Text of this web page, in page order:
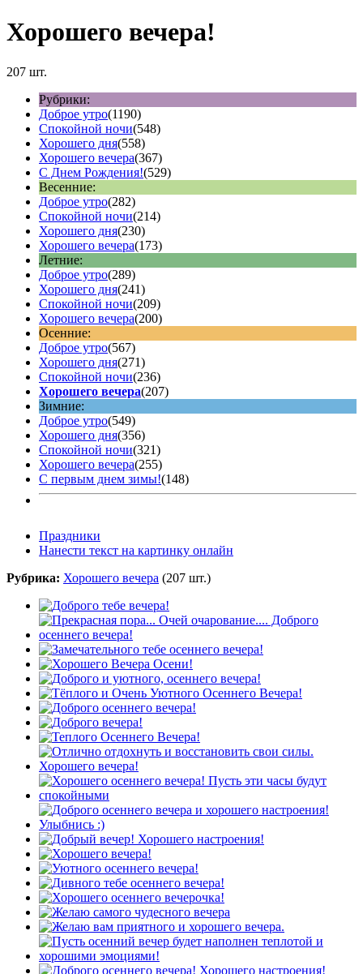
Хорошего вечера!
207 шт.
Рубрики:
Доброе утро(1190)
Спокойной ночи(548)
Хорошего дня(558)
Хорошего вечера(367)
С Днем Рождения!(529)
Весенние:
Доброе утро(282)
Спокойной ночи(214)
Хорошего дня(230)
Хорошего вечера(173)
Летние:
Доброе утро(289)
Хорошего дня(241)
Спокойной ночи(209)
Хорошего вечера(200)
Осенние:
Доброе утро(567)
Хорошего дня(271)
Спокойной ночи(236)
Хорошего вечера(207)
Зимние:
Доброе утро(549)
Хорошего дня(356)
Спокойной ночи(321)
Хорошего вечера(255)
С первым днем зимы!(148)
Праздники
Нанести текст на картинку онлайн
Рубрика: Хорошего вечера (207 шт.)